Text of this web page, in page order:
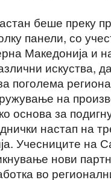
беше преку
панели, со
Македонија и
искуства,
поголема
на
основа за
настап на
Учесниците на
нови
во